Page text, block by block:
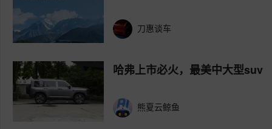
刀惠谈车
哈弗上市必火，最美中大型suv
熊夏云鲸鱼